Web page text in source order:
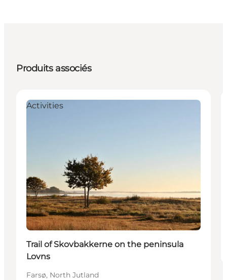
Produits associés
Activities
Trail of Skovbakkerne on the peninsula
Lovns
Farsø, North Jutland